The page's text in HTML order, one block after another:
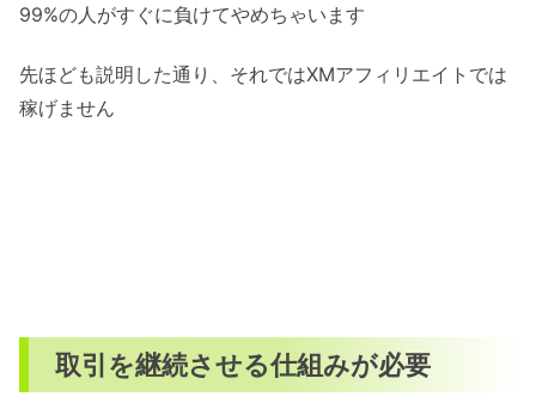
99%の人がすぐに負けてやめちゃいます
先ほども説明した通り、それではXMアフィリエイトでは
稼げません
取引を継続させる仕組みが必要